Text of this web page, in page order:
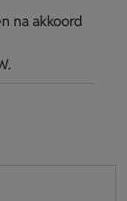
na akkoord